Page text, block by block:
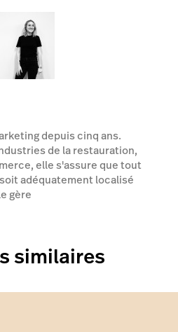
depuis cinq ans.
de la restauration,
elle s'assure que tout
adéquatement localisé
gère
similaires